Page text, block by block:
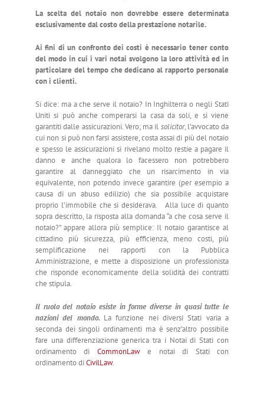
La scelta del notaio non dovrebbe essere determinata
esclusivamente dal costo della prestazione notarile.
Ai fini di un confronto dei costi è necessario tener conto
del modo in cui i vari notai svolgono la loro attività ed in
particolare del tempo che dedicano al rapporto personale
con i clienti.
Si dice: ma a che serve il notaio? In Inghilterra o negli Stati
Uniti si può anche comperarsi la casa da soli, e si viene
garantiti dalle assicurazioni. Vero; ma il solicitor, l’avvocato da
cui non si può non farsi assistere, costa assai di più del notaio
e spesso le assicurazioni si rivelano molto restie a pagare il
danno e anche qualora lo facessero non potrebbero
garantire al danneggiato che un risarcimento in via
equivalente, non potendo invece garantire (per esempio a
causa di un abuso edilizio) che sia possibile acquistare
proprio l’immobile che si desiderava. Alla luce di quanto
sopra descritto, la risposta alla domanda “a che cosa serve il
notaio?” appare allora più semplice: Il notaio garantisce al
cittadino più sicurezza, più efficienza, meno costi, più
semplificazione nei rapporti con la Pubblica
Amministrazione, e mette a disposizione un professionista
che risponde economicamente della solidità dei contratti
che stipula.
Il ruolo del notaio esiste in forme diverse in quasi tutte le
nazioni del mondo. La funzione nei diversi Stati varia a
seconda dei singoli ordinamenti ma è senz’altro possibile
fare una differenziazione generica tra i Notai di Stati con
ordinamento di CommonLawe notai di Stati con
ordinamento diCivilLaw.